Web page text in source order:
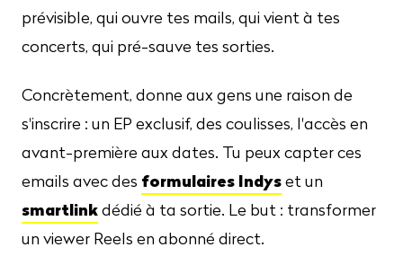
prévisible, qui ouvre tes mails, qui vient à tes
concerts, qui pré-sauve tes sorties.
Concrètement, donne aux gens une raison de
s'inscrire : un EP exclusif, des coulisses, l'accès en
avant-première aux dates. Tu peux capter ces
emails avec des formulaires Indyset un
smartlinkdédié à ta sortie. Le but : transformer
un viewer Reels en abonné direct.